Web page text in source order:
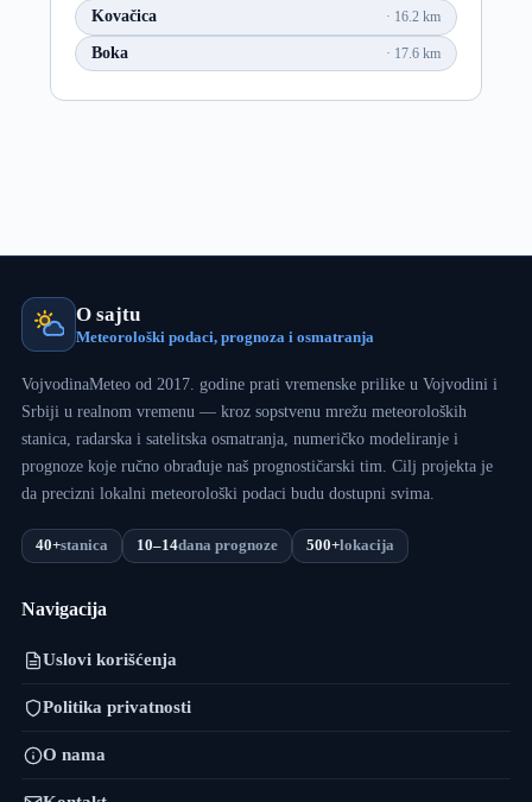
Kovačica 16.2 km
Boka 17.6 km
O sajtu
Meteorološki podaci, prognoza i osmatranja
VojvodinaMeteo od 2017. godine prati vremenske prilike u Vojvodini i
Srbiji u realnom vremenu — kroz sopstvenu mrežu meteoroloških
stanica, radarska i satelitska osmatranja, numeričko modeliranje i
prognoze koje ručno obrađuje naš prognostičarski tim. Cilj projekta je
da precizni lokalni meteorološki podaci budu dostupni svima.
40+stanica 10–14dana prognoze 500+lokacija
Navigacija
Uslovi korišćenja
Politika privatnosti
O nama